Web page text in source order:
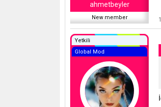
n
r
i
h
i
ahmetbeyler
New member
Yetkili
Global Mod